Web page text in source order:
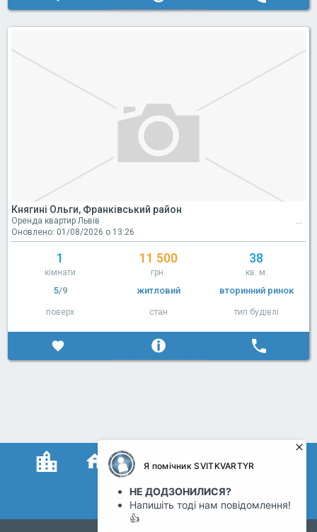
Княгині Ольги, Франківський район
Оренда квартир Львів
Оновлено: 01/08/2026 о 13:26
1
кімнати
11 500
грн.
38
кв. м.
5/9
поверх
житловий
стан
вторинний ринок
тип будівлі